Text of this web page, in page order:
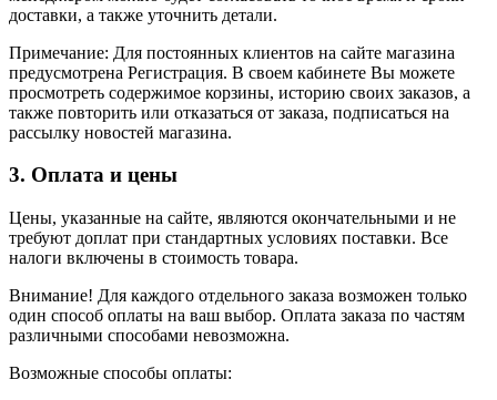
доставки, а также уточнить детали.
Примечание: Для постоянных клиентов на сайте магазина
предусмотрена Регистрация. В своем кабинете Вы можете
просмотреть содержимое корзины, историю своих заказов, а
также повторить или отказаться от заказа, подписаться на
рассылку новостей магазина.
3. Оплата и цены
Цены, указанные на сайте, являются окончательными и не
требуют доплат при стандартных условиях поставки. Все
налоги включены в стоимость товара.
Внимание! Для каждого отдельного заказа возможен только
один способ оплаты на ваш выбор. Оплата заказа по частям
различными способами невозможна.
Возможные способы оплаты: